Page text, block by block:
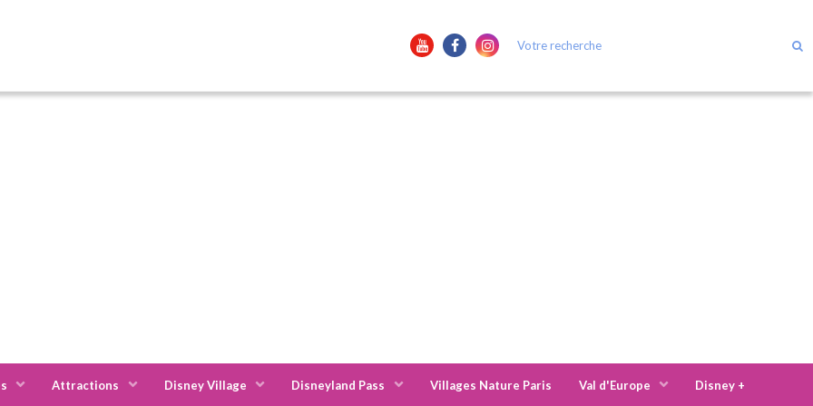
Attractions Disney Village Disneyland Pass Villages Nature Paris Val d'Europe Disney +